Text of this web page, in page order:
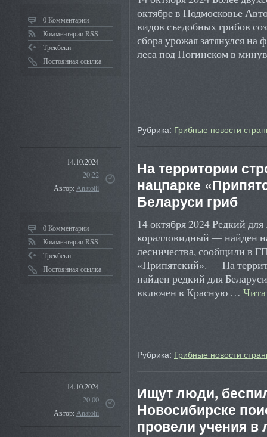
0 Комментарии
Комментарии RSS
Трекбеки
Постоянная ссылка
октябре в Подмосковье
видов съедобных грибов
сбора урожая затянулся
леса под Ногинском в
Рубрика: Грибные новости
14.10.2024
20:22
Автор:Anatolii
0 Комментарии
Комментарии RSS
Трекбеки
Постоянная ссылка
На территории
нацпарке
Беларуси гриб
14 октября 2024 Редкий
коралловидный — найден
лесничества, сообщили в
«Припятский». — На
найден редкий для
включен в Красную …
Рубрика: Грибные новости
14.10.2024
20:00
Автор:Anatolii
Ищут люди,
Новосибирске
провели учения в